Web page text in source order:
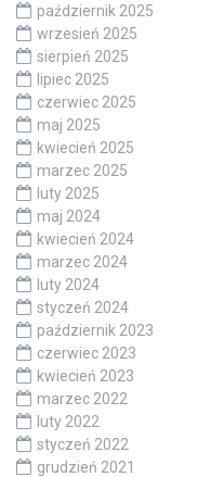
październik 2025
wrzesień 2025
sierpień 2025
lipiec 2025
czerwiec 2025
maj 2025
kwiecień 2025
marzec 2025
luty 2025
maj 2024
kwiecień 2024
marzec 2024
luty 2024
styczeń 2024
październik 2023
czerwiec 2023
kwiecień 2023
marzec 2022
luty 2022
styczeń 2022
grudzień 2021